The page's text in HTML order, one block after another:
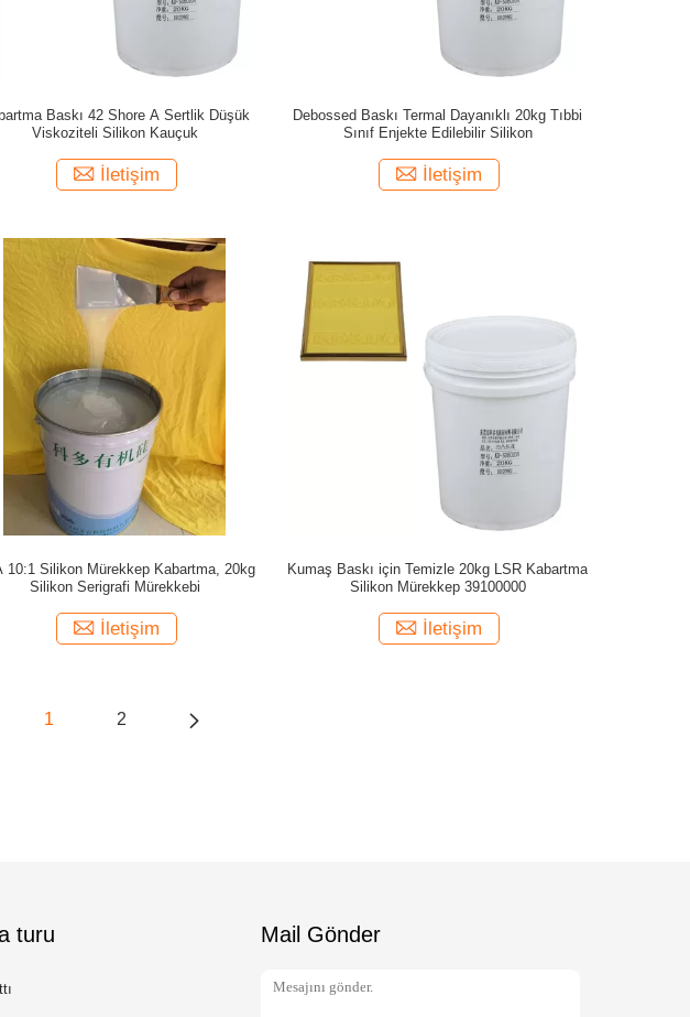
Baskı 42 Shore A Sertlik Düşük
Viskoziteli Silikon Kauçuk
İletişim
Debossed Baskı Termal Dayanıklı 20kg Tıbbi
Sınıf Enjekte Edilebilir Silikon
İletişim
10:1 Silikon Mürekkep Kabartma, 20kg
Silikon Serigrafi Mürekkebi
İletişim
Kumaş Baskı için Temizle 20kg LSR Kabartma
Silikon Mürekkep 39100000
İletişim
1 2
turu Mail Gönder